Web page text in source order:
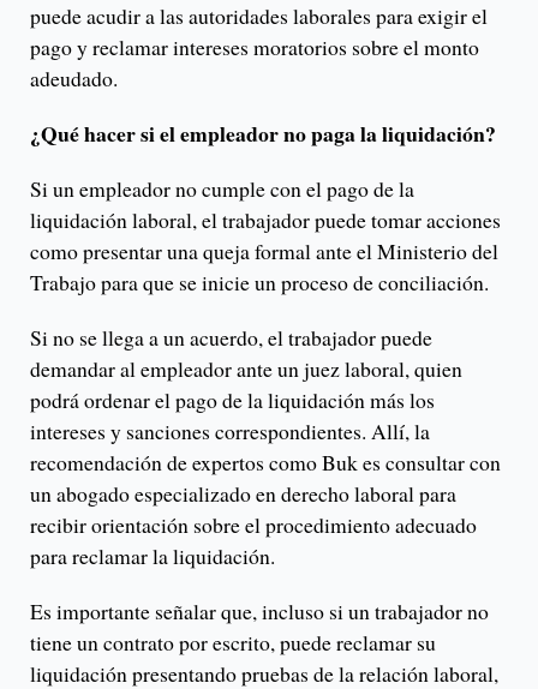
puede acudir a las autoridades laborales para exigir el
pago y reclamar intereses moratorios sobre el monto
adeudado.
¿Qué hacer si el empleador no paga la liquidación?
Si un empleador no cumple con el pago de la
liquidación laboral, el trabajador puede tomar acciones
como presentar una queja formal ante el Ministerio del
Trabajo para que se inicie un proceso de conciliación.
Si no se llega a un acuerdo, el trabajador puede
demandar al empleador ante un juez laboral, quien
podrá ordenar el pago de la liquidación más los
intereses y sanciones correspondientes. Allí, la
recomendación de expertos como Buk es consultar con
un abogado especializado en derecho laboral para
recibir orientación sobre el procedimiento adecuado
para reclamar la liquidación.
Es importante señalar que, incluso si un trabajador no
tiene un contrato por escrito, puede reclamar su
liquidación presentando pruebas de la relación laboral,